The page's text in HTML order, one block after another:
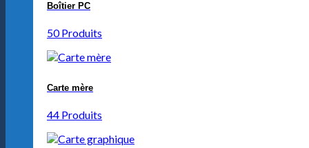
Boîtier PC
50 Produits
Carte mère
44 Produits